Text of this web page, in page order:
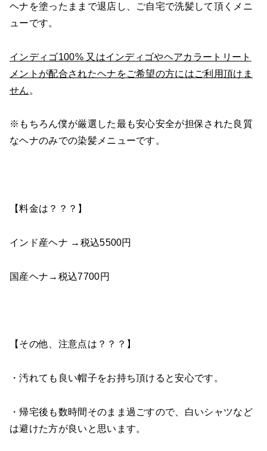
ヘナを塗ったままで退店し、ご自宅で洗髪して頂くメニ
ューです。
インディゴ100% 又はインディゴやヘアカラートリート
メントが配合されたヘナをご希望の方にはご利用頂けま
せん 。
※もちろん僕が厳選した最も安心安全が担保された良質
なヘナのみでの染髪メニューです。
【料金は？？？】
インド産ヘナ →税込5500円
国産ヘナ→税込7700円
【その他、注意点は？？？】
・汚れても良い帽子をお持ち頂けると安心です。
・帰宅後も数時間そのまま過ごすので、白いシャツなど
は避けた方が良いと思います。